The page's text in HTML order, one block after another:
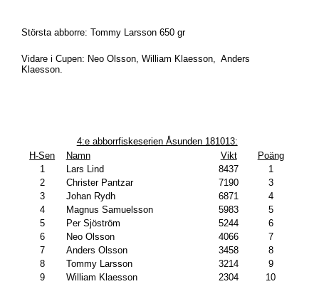
Största abborre: Tommy Larsson 650 gr
Vidare i Cupen: Neo Olsson, William Klaesson, Anders
Klaesson.
4:e abborrfiskeserien Åsunden 181013:
H-Sen
Namn Vikt
Poäng
1
Lars Lind 8437
1
2
Christer Pantzar 7190
3
3
Johan Rydh 6871
4
4
Magnus Samuelsson 5983
5
5
Per Sjöström 5244
6
6
Neo Olsson 4066
7
7
Anders Olsson 3458
8
8
Tommy Larsson 3214
9
9
William Klaesson 2304
10